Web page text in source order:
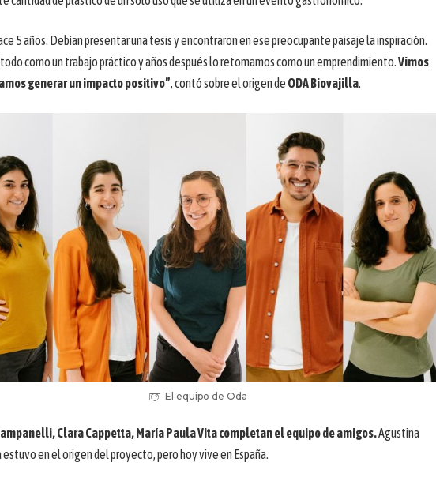
5 años. Debían presentar una tesis y encontraron en ese preocupante paisaje la inspiración.
como un trabajo práctico y años después lo retomamos como un emprendimiento.Vimos
generar un impacto positivo”, contó sobre el origen de ODA Biovajilla.
El equipo de Oda
Clara Cappetta, María Paula Vita completan el equipo de amigos.Agustina
en el origen del proyecto, pero hoy vive en España.